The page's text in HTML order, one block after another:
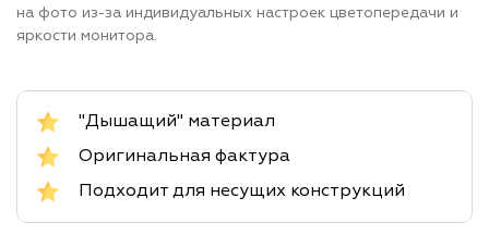
на фото из-за индивидуальных настроек цветопередачи и
яркости монитора.
"Дышащий" материал
Оригинальная фактура
Подходит для несущих конструкций